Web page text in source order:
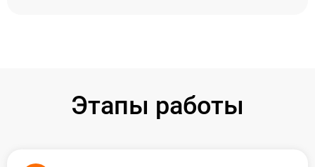
Этапы работы